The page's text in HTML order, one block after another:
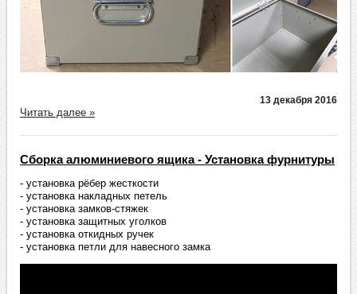
13 декабря 2016
Читать далее »
Сборка алюминиевого ящика - Установка фурнитуры
- установка рёбер жесткости
- установка накладных петель
- установка замков-стяжек
- установка защитных уголков
- установка откидных ручек
- установка петли для навесного замка